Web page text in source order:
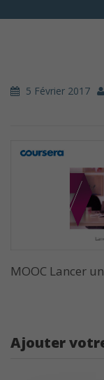
5 Février 2017
MOOC Lancer
Ajouter